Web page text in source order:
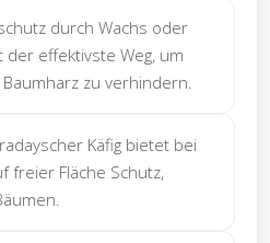
durch Wachs oder
der effektivste Weg, um
zu verhindern.
Käfig bietet bei
freier Fläche Schutz,